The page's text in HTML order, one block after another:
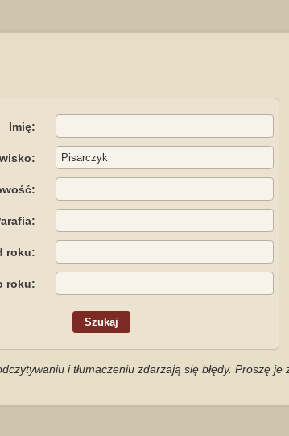
Imię:
roku:
roku:
i tłumaczeniu zdarzają się błędy. Proszę je